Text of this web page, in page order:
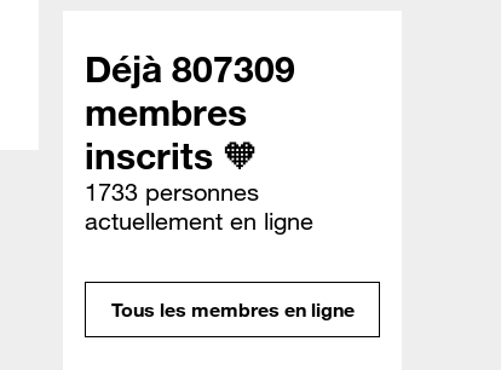
Déjà 807309
membres
inscrits 🧡
1733 personnes
actuellement en ligne
Tous les membres en ligne